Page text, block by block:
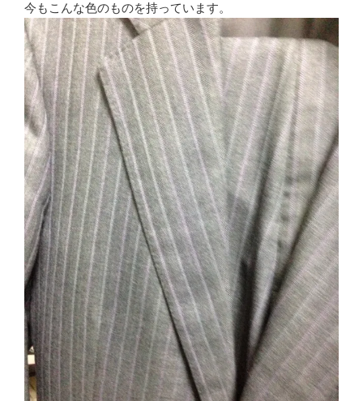
今もこんな色のものを持っています。